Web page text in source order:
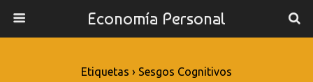
Economía Personal
Etiquetas › Sesgos Cognitivos